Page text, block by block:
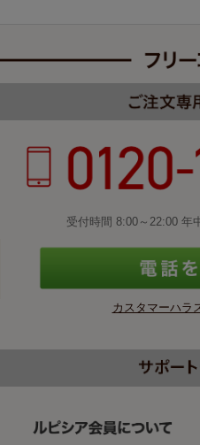
受付時間 8:00～22:00 年
カスタマーハラ